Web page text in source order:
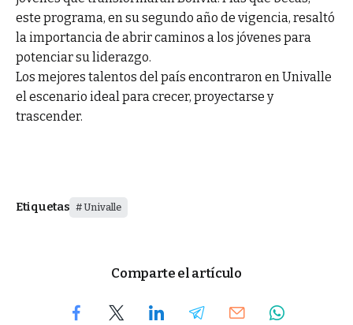
este programa, en su segundo año de vigencia, resaltó
la importancia de abrir caminos a los jóvenes para
potenciar su liderazgo.
Los mejores talentos del país encontraron en Univalle
el escenario ideal para crecer, proyectarse y
trascender.
Etiquetas Univalle
Comparte el artículo